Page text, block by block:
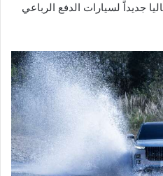
جديداً لسيارات الدفع الرباعي